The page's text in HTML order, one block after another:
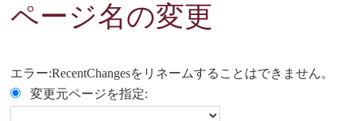
ページ名の変更
エラー:RecentChangesをリネームすることはできません。
変更元ページを指定: